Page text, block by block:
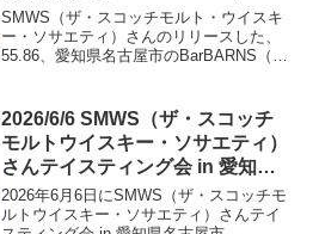
バーンズ）さん21周年記念コラボ
ボトル ロイヤルブラックラ 2009
年蒸留、13年、57.4度のレビュー
SMWS（ザ・スコッチモルト・ウイスキ
ー・ソサエティ）さんのリリースした、
55.86、愛知県名古屋市のBarBARNS（バ
留、13年、57.4度のレビューをしていま
す。
2026/6/6 SMWS（ザ・スコッチ
モルトウイスキー・ソサエティ）
さんテイスティング会 in 愛知県
名古屋市BarBARNS（バーバー
ンズ）さん会場に行ってきました
2026年6月6日にSMWS（ザ・スコッチモ
ルトウイスキー・ソサエティ）さんテイ